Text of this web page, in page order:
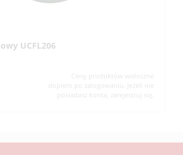
UCFL206
Ceny produktów widoczne
dopiero po zalogowaniu. Jeżeli nie
posiadasz konta, zarejestruj się.